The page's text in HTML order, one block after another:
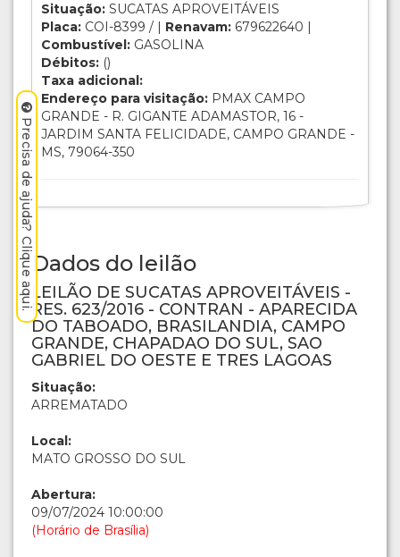
Situação: SUCATAS APROVEITÁVEIS
Placa: COI-8399 / | Renavam: 679622640 |
Combustível: GASOLINA
Débitos: ()
Taxa adicional:
Endereço para visitação: PMAX CAMPO
GRANDE - R. GIGANTE ADAMASTOR, 16 -
JARDIM SANTA FELICIDADE, CAMPO GRANDE -
MS, 79064-350
Dados do leilão
LEILÃO DE SUCATAS APROVEITÁVEIS -
RES. 623/2016 - CONTRAN - APARECIDA
DO TABOADO, BRASILANDIA, CAMPO
GRANDE, CHAPADAO DO SUL, SAO
GABRIEL DO OESTE E TRES LAGOAS
Situação:
ARREMATADO
Local:
MATO GROSSO DO SUL
Abertura:
09/07/2024 10:00:00
(Horário de Brasília)
Precisa de ajuda? Clique aqui.